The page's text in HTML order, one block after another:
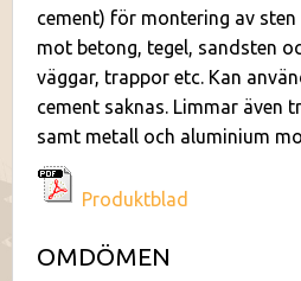
cement) för montering av
mot betong, tegel, sandsten
väggar, trappor etc. Kan
cement saknas. Limmar även
samt metall och aluminium
Produktblad
OMDÖMEN